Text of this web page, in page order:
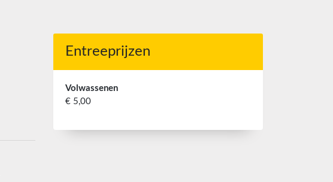
Entreeprijzen
Volwassenen
€ 5,00